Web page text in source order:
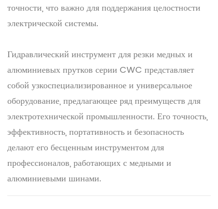
точности, что важно для поддержания целостности
электрической системы.
Гидравлический инструмент для резки медных и
алюминиевых прутков серии CWC представляет
собой узкоспециализированное и универсальное
оборудование, предлагающее ряд преимуществ для
электротехнической промышленности. Его точность,
эффективность, портативность и безопасность
делают его бесценным инструментом для
профессионалов, работающих с медными и
алюминиевыми шинами.